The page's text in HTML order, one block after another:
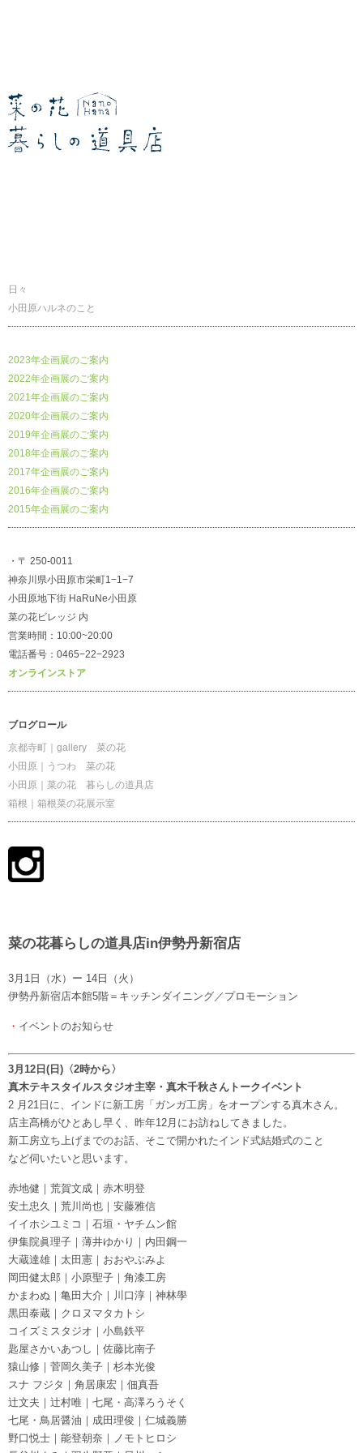
日々
小田原ハルネのこと
2023年企画展のご案内
2022年企画展のご案内
2021年企画展のご案内
2020年企画展のご案内
2019年企画展のご案内
2018年企画展のご案内
2017年企画展のご案内
2016年企画展のご案内
2015年企画展のご案内
・〒 250-0011
神奈川県小田原市栄町1−1−7
小田原地下街 HaRuNe小田原
菜の花ビレッジ 内
営業時間：10:00~20:00
電話番号：0465−22−2923
オンラインストア
ブログロール
京都寺町｜gallery 菜の花
小田原｜うつわ 菜の花
小田原｜菜の花 暮らしの道具店
箱根｜箱根菜の花展示室
菜の花暮らしの道具店in伊勢丹新宿店
3月1日（水）ー 14日（火）
伊勢丹新宿店本館5階＝キッチンダイニング／プロモーション
・ イベントのお知らせ
3月12日(日)〈2時から〉
真木テキスタイルスタジオ主宰・真木千秋さんトークイベント
2 月21日に、インドに新工房「ガンガ工房」をオープンする真木さん。
店主髙橋がひとあし早く、昨年12月にお訪ねしてきました。
新工房立ち上げまでのお話、そこで開かれたインド式結婚式のこと
など伺いたいと思います。
赤地健｜荒賀文成｜赤木明登
安土忠久｜荒川尚也｜安藤雅信
イイホシユミコ｜石垣・ヤチムン館
伊集院眞理子｜薄井ゆかり｜内田鋼一
大蔵達雄｜太田憲｜おおやぶみよ
岡田健太郎｜小原聖子｜角漆工房
かまわぬ｜亀田大介｜川口淳｜神林學
黒田泰蔵｜クロヌマタカトシ
コイズミスタジオ｜小島鉄平
匙屋さかいあつし｜佐藤比南子
猿山修｜菅岡久美子｜杉本光俊
スナ フジタ｜角居康宏｜佃真吾
辻文夫｜辻村唯｜七尾・高澤ろうそく
七尾・鳥居醤油｜成田理俊｜仁城義勝
野口悦士｜能登朝奈｜ノモトヒロシ